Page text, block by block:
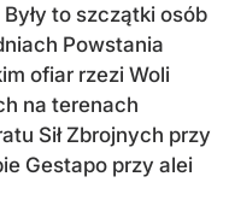
to szczątki osób
Powstania
ofiar rzezi Woli
na terenach
Sił Zbrojnych przy
Gestapo przy alei